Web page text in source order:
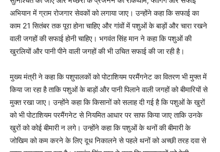
अभियान में ग्राम रोजगार सेवकों को लगाया जाए। उन्होंने कहा कि सफाई का
काम 21 सितंबर तक पूरा होना चाहिए और गांवों में पशुओं के बाड़ों और चारा रखने
वाली जगहों की सफाई होनी चाहिए। भगवंत सिंह मान ने कहा कि पशुओं की
खुरलियों और पानी पीने वाली जगहों की भी उचित सफाई की जा रही है।
मुख्य मंत्री ने कहा कि पशुपालकों को पोटाशियम परमैंगनेट का वितरण भी मुफ्त में
किया जा रहा है ताकि पशुओं के बाड़ों और पानी पिलाने वाली जगहों को बीमारियों से
मुक्त रखा जाए। उन्होंने कहा कि किसानों को सलाह दी गई है कि पशुओं के खुरों
को भी पोटाशियम परमैंगनेट से नियमित आधार पर साफ किया जाए ताकि उनके
खुरों को कोई बीमारी न लगे। उन्होंने कहा कि पशुओं के थनों की बीमारी के
जोखिम को कम करने के लिए दूध निकालने से पहले थनों को अच्छी तरह दवा से